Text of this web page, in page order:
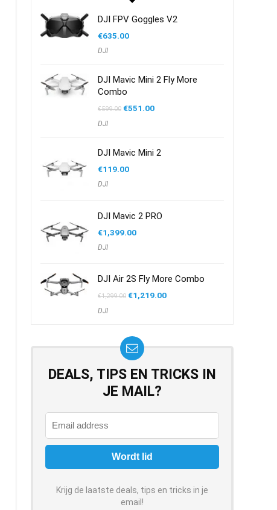
DJI FPV Goggles V2
€635.00
DJI
DJI Mavic Mini 2 Fly More
Combo
€599.00 Oorspronkelijke
€551.00Huidige
DJI
DJI Mavic Mini 2
€119.00
DJI
DJI Mavic 2 PRO
€1,399.00
DJI
DJI Air 2S Fly More Combo
€1,299.00 Oorspronkelijke
€1,219.00Huidige
DJI
DEALS, TIPS EN TRICKS IN
JE MAIL?
Krijg de laatste deals, tips en tricks in je
email!